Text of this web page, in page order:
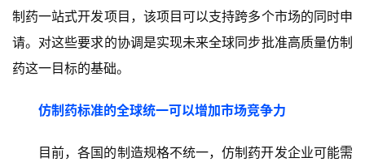
制药一站式开发项目，该项目可以支持跨多个市场的同时申
请。对这些要求的协调是实现未来全球同步批准高质量仿制
药这一目标的基础。
仿制药标准的全球统一可以增加市场竞争力
目前，各国的制造规格不统一，仿制药开发企业可能需